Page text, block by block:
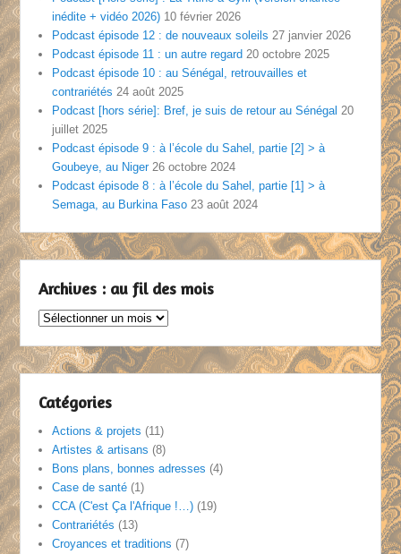
inédite + vidéo 2026) 10 février 2026
Podcast épisode 12 : de nouveaux soleils 27 janvier 2026
Podcast épisode 11 : un autre regard 20 octobre 2025
Podcast épisode 10 : au Sénégal, retrouvailles et
contrariétés 24 août 2025
Podcast [hors série]: Bref, je suis de retour au Sénégal 20
juillet 2025
Podcast épisode 9 : à l’école du Sahel, partie [2] > à
Goubeye, au Niger 26 octobre 2024
Podcast épisode 8 : à l’école du Sahel, partie [1] > à
Semaga, au Burkina Faso 23 août 2024
Archives : au fil des mois
Archives
au
fil
des
Catégories
Actions & projets (11)
Artistes & artisans (8)
Bons plans, bonnes adresses (4)
Case de santé (1)
CCA (C'est Ça l'Afrique !…) (19)
Contrariétés (13)
Croyances et traditions (7)